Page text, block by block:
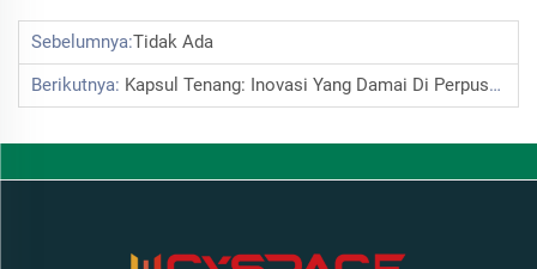
Sebelumnya:Tidak Ada
Berikutnya: Kapsul Tenang: Inovasi Yang Damai Di Perpustakaan